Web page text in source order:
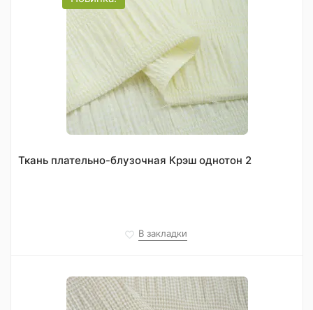
Ткань плательно-блузочная Крэш однотон 2
В закладки